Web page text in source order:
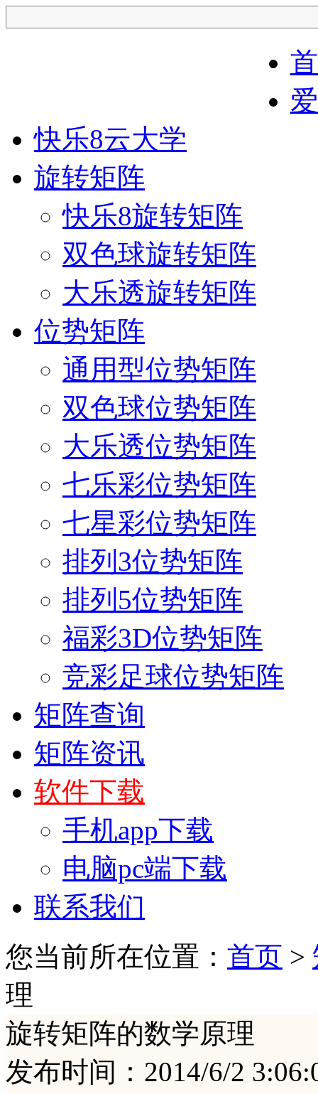
快乐8云大学
旋转矩阵
快乐8旋转矩阵
双色球旋转矩阵
大乐透旋转矩阵
位势矩阵
通用型位势矩阵
双色球位势矩阵
大乐透位势矩阵
七乐彩位势矩阵
七星彩位势矩阵
排列3位势矩阵
排列5位势矩阵
福彩3D位势矩阵
竞彩足球位势矩阵
矩阵查询
矩阵资讯
软件下载
手机app下载
电脑pc端下载
联系我们
您当前所在位置： 首页 >
理
旋转矩阵的数学原理
发布时间：2014/6/2